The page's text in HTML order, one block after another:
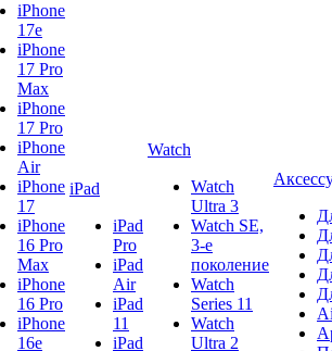
iPhone
17e
iPhone
17 Pro
Max
iPhone
17 Pro
iPhone
Air
iPhone
17
iPhone
16 Pro
Max
iPhone
16 Pro
iPhone
16e
iPad
iPad
Pro
iPad
Air
iPad
11
iPad
Watch
Watch
Ultra 3
Watch SE,
3-е
поколение
Watch
Series 11
Watch
Ultra 2